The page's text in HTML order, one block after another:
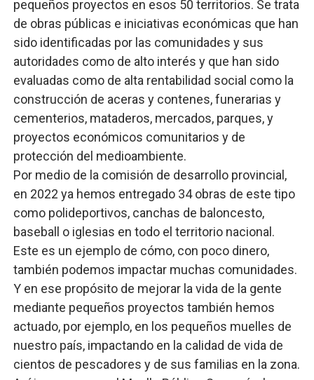
pequeños proyectos en esos 50 territorios. Se trata
de obras públicas e iniciativas económicas que han
sido identificadas por las comunidades y sus
autoridades como de alto interés y que han sido
evaluadas como de alta rentabilidad social como la
construcción de aceras y contenes, funerarias y
cementerios, mataderos, mercados, parques, y
proyectos económicos comunitarios y de
protección del medioambiente.
Por medio de la comisión de desarrollo provincial,
en 2022 ya hemos entregado 34 obras de este tipo
como polideportivos, canchas de baloncesto,
baseball o iglesias en todo el territorio nacional.
Este es un ejemplo de cómo, con poco dinero,
también podemos impactar muchas comunidades.
Y en ese propósito de mejorar la vida de la gente
mediante pequeños proyectos también hemos
actuado, por ejemplo, en los pequeños muelles de
nuestro país, impactando en la calidad de vida de
cientos de pescadores y de sus familias en la zona.